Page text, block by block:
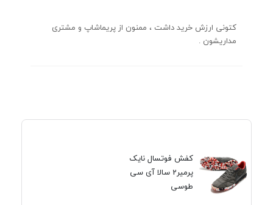
کتونی ارزش خرید داشت ، ممنون از پریماشاپ و مشتری
مداریشون .
کفش فوتسال نایک
پرمیر2 سالا آی سی
طوسی